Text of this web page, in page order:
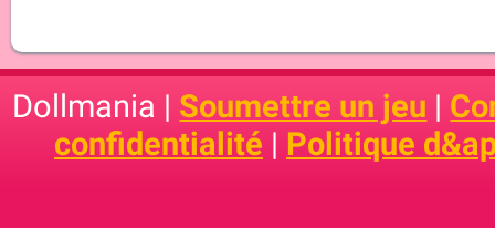
Dollmania | Soumettre un jeu |
confidentialité | Politique